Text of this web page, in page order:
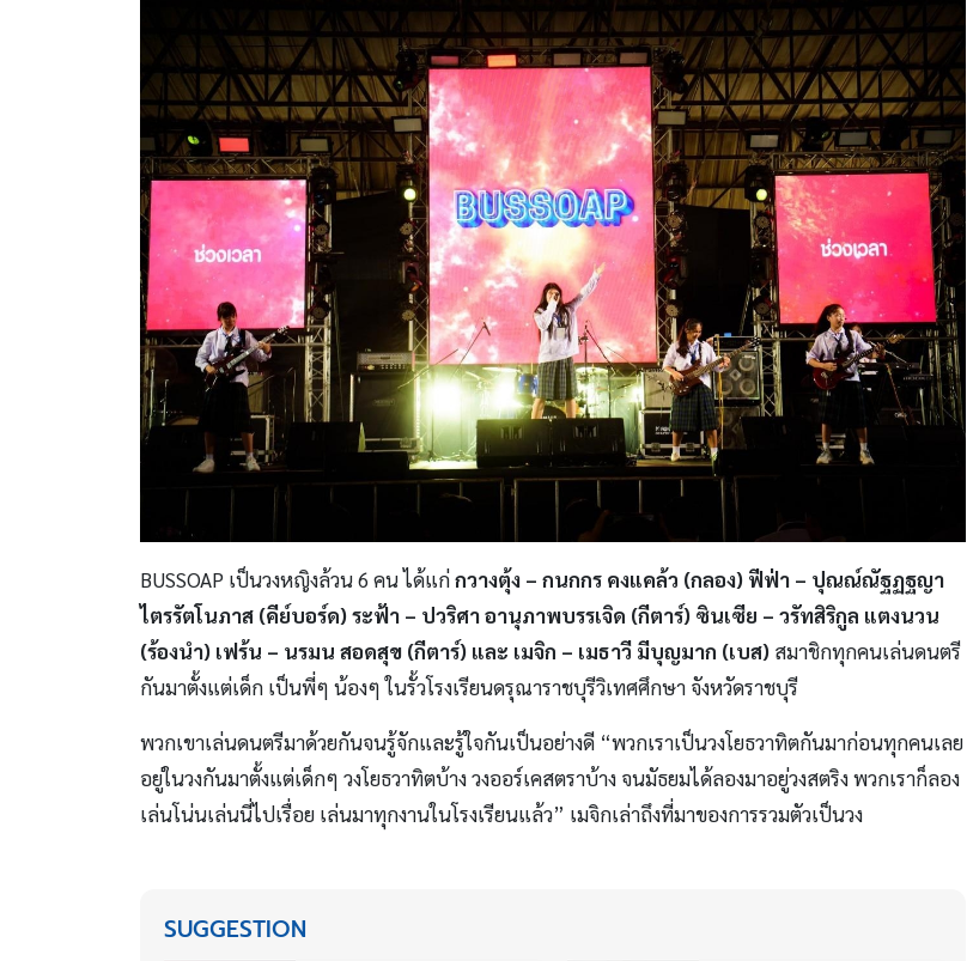
BUSSOAP เป็นวงหญิงล้วน 6 คน ได้แก่กวางตุ้ง – กนกกร คงแคล้ว (กลอง) ฟีฟ่า – ปุณณ์ณัฐฏฐญา
ไตรรัตโนภาส (คีย์บอร์ด) ระฟ้า – ปวริศา อานุภาพบรรเจิด (กีตาร์) ซินเซีย – วรัทสิริกูล แตงนวน
(ร้องนำ) เฟร้น – นรมน สอดสุข (กีตาร์) และ เมจิก – เมธาวี มีบุญมาก (เบส) สมาชิกทุกคนเล่นดนตรี
กันมาตั้งแต่เด็ก เป็นพี่ๆ น้องๆ ในรั้วโรงเรียนดรุณาราชบุรีวิเทศศึกษา จังหวัดราชบุรี
พวกเขาเล่นดนตรีมาด้วยกันจนรู้จักและรู้ใจกันเป็นอย่างดี “พวกเราเป็นวงโยธวาทิตกันมาก่อนทุกคนเลย
อยู่ในวงกันมาตั้งแต่เด็กๆ วงโยธวาทิตบ้าง วงออร์เคสตราบ้าง จนมัธยมได้ลองมาอยู่วงสตริง พวกเราก็ลอง
เล่นโน่นเล่นนี่ไปเรื่อย เล่นมาทุกงานในโรงเรียนแล้ว” เมจิกเล่าถึงที่มาของการรวมตัวเป็นวง
SUGGESTION